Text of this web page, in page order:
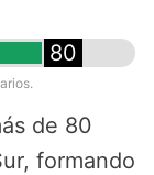
80
de 80
formando